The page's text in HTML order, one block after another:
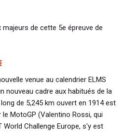
de cette 5e épreuve de
venue au calendrier ELMS
nouveau cadre aux habitués de la
de 5,245 km ouvert en 1914 est
le MotoGP (Valentino Rossi, qui
World Challenge Europe, s'y est